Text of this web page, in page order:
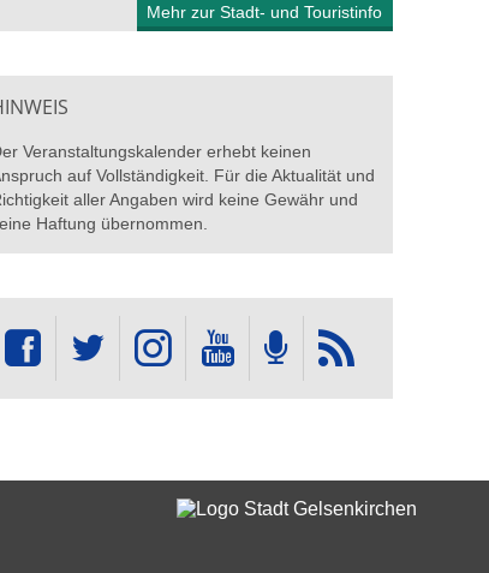
Mehr zur Stadt- und Touristinfo
Veranstaltungskalender erhebt keinen
auf Vollständigkeit. Für die Aktualität und
aller Angaben wird keine Gewähr und
Haftung übernommen.